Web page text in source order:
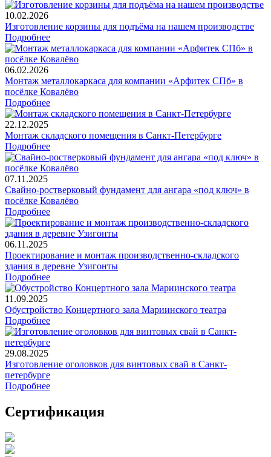
10.02.2026
Изготовление корзины для подъёма на нашем производстве
Подробнее
06.02.2026
Монтаж металлокаркаса для компании «Арфитек СПб» в
посёлке Ковалёво
Подробнее
22.12.2025
Монтаж складского помещения в Санкт-Петербурге
Подробнее
07.11.2025
Свайно-ростверковый фундамент для ангара «под ключ» в
посёлке Ковалёво
Подробнее
06.11.2025
Проектирование и монтаж производственно-складского
здания в деревне Узигонты
Подробнее
11.09.2025
Обустройство Концертного зала Мариинского театра
Подробнее
29.08.2025
Изготовление оголовков для винтовых свай в Санкт-
петербурге
Подробнее
Сертификация